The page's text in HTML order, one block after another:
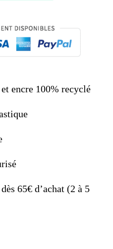
encre 100% recyclé
65€ d’achat (2 à 5